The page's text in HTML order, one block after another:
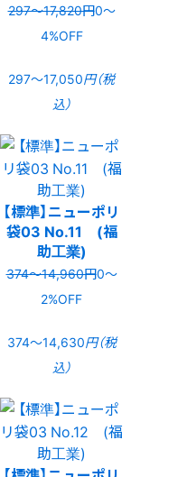
297〜17,820円0〜
4%OFF
297〜17,050円（税
込）
【標準】ニューポリ
袋03 No.11 (福
助工業)
374〜14,960円0〜
2%OFF
374〜14,630円（税
込）